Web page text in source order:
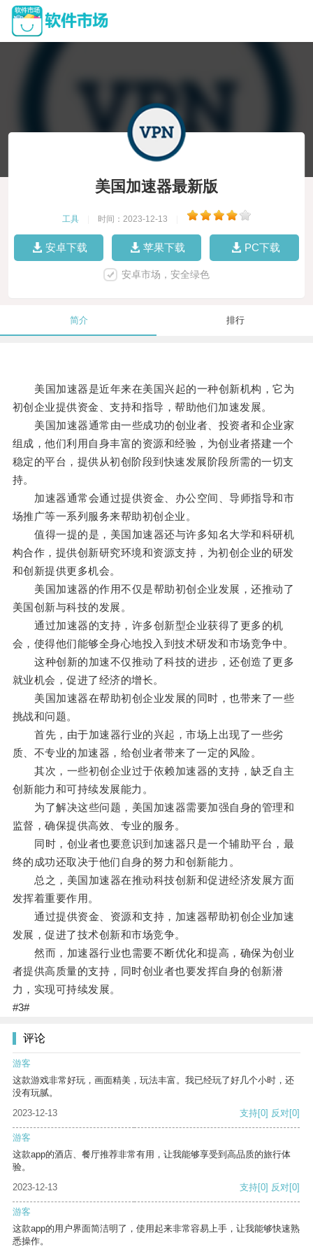
美国加速器最新版
工具 时间：2023-12-13
安卓下载 苹果下载 PC下载
安卓市场，安全绿色
简介 排行
美国加速器是近年来在美国兴起的一种创新机构，它为
初创企业提供资金、支持和指导，帮助他们加速发展。
美国加速器通常由一些成功的创业者、投资者和企业家
组成，他们利用自身丰富的资源和经验，为创业者搭建一个
稳定的平台，提供从初创阶段到快速发展阶段所需的一切支
持。
加速器通常会通过提供资金、办公空间、导师指导和市
场推广等一系列服务来帮助初创企业。
值得一提的是，美国加速器还与许多知名大学和科研机
构合作，提供创新研究环境和资源支持，为初创企业的研发
和创新提供更多机会。
美国加速器的作用不仅是帮助初创企业发展，还推动了
美国创新与科技的发展。
通过加速器的支持，许多创新型企业获得了更多的机
会，使得他们能够全身心地投入到技术研发和市场竞争中。
这种创新的加速不仅推动了科技的进步，还创造了更多
就业机会，促进了经济的增长。
美国加速器在帮助初创企业发展的同时，也带来了一些
挑战和问题。
首先，由于加速器行业的兴起，市场上出现了一些劣
质、不专业的加速器，给创业者带来了一定的风险。
其次，一些初创企业过于依赖加速器的支持，缺乏自主
创新能力和可持续发展能力。
为了解决这些问题，美国加速器需要加强自身的管理和
监督，确保提供高效、专业的服务。
同时，创业者也要意识到加速器只是一个辅助平台，最
终的成功还取决于他们自身的努力和创新能力。
总之，美国加速器在推动科技创新和促进经济发展方面
发挥着重要作用。
通过提供资金、资源和支持，加速器帮助初创企业加速
发展，促进了技术创新和市场竞争。
然而，加速器行业也需要不断优化和提高，确保为创业
者提供高质量的支持，同时创业者也要发挥自身的创新潜
力，实现可持续发展。
#3#
评论
游客
这款游戏非常好玩，画面精美，玩法丰富。我已经玩了好几个小时，还
没有玩腻。
2023-12-13
支持[0] 反对[0]
游客
这款app的酒店、餐厅推荐非常有用，让我能够享受到高品质的旅行体
验。
2023-12-13
支持[0] 反对[0]
游客
这款app的用户界面简洁明了，使用起来非常容易上手，让我能够快速熟
悉操作。